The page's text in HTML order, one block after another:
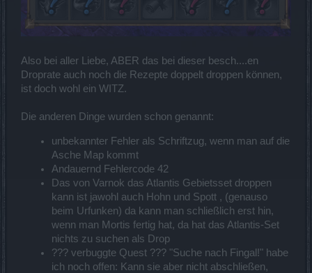
Also bei aller Liebe, ABER das bei dieser besch....en
Droprate auch noch die Rezepte doppelt droppen können,
ist doch wohl ein WITZ.
Die anderen Dinge wurden schon genannt:
unbekannter Fehler als Schriftzug, wenn man auf die
Asche Map kommt
Andauernd Fehlercode 42
Das von Varnok das Atlantis Gebietsset droppen
kann ist jawohl auch Hohn und Spott , (genauso
beim Urfunken) da kann man schließlich erst hin,
wenn man Mortis fertig hat, da hat das Atlantis-Set
nichts zu suchen als Drop
??? verbuggte Quest ??? "Suche nach Fingal!" habe
ich noch offen: Kann sie aber nicht abschließen,